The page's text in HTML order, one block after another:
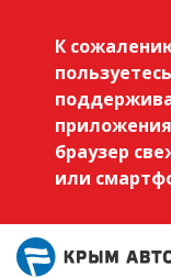
К
браузер
или